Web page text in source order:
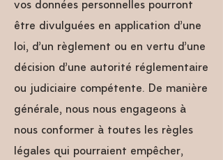
vos données personnelles pourront
être divulguées en application d’une
loi, d’un règlement ou en vertu d’une
décision d’une autorité réglementaire
ou judiciaire compétente. De manière
générale, nous nous engageons à
nous conformer à toutes les règles
légales qui pourraient empêcher,